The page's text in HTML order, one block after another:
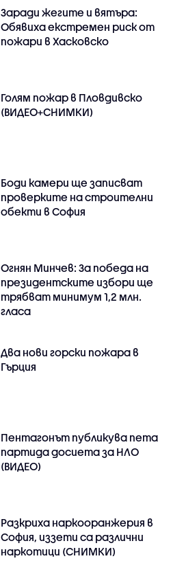
Заради жегите и вятъра:
Обявиха екстремен риск от
пожари в Хасковско
Голям пожар в Пловдивско
(ВИДЕО+СНИМКИ)
Боди камери ще записват
проверките на строителни
обекти в София
Огнян Минчев: За победа на
президентските избори ще
трябват минимум 1,2 млн.
гласа
Два нови горски пожара в
Гърция
Пентагонът публикува пета
партида досиета за НЛО
(ВИДЕО)
Разкриха наркооранжерия в
София, иззети са различни
наркотици (СНИМКИ)